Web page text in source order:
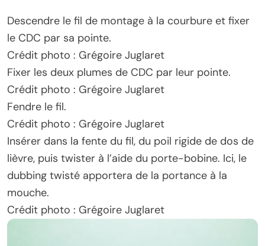
Descendre le fil de montage à la courbure et fixer
le CDC par sa pointe.
Crédit photo : Grégoire Juglaret
Fixer les deux plumes de CDC par leur pointe.
Crédit photo : Grégoire Juglaret
Fendre le fil.
Crédit photo : Grégoire Juglaret
Insérer dans la fente du fil, du poil rigide de dos de
lièvre, puis twister à l’aide du porte-bobine. Ici, le
dubbing twisté apportera de la portance à la
mouche.
Crédit photo : Grégoire Juglaret